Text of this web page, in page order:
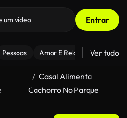
Entrar
Pessoas Amor E Relacionamentos
Ver tudo
Casal Alimenta
Cachorro No Parque